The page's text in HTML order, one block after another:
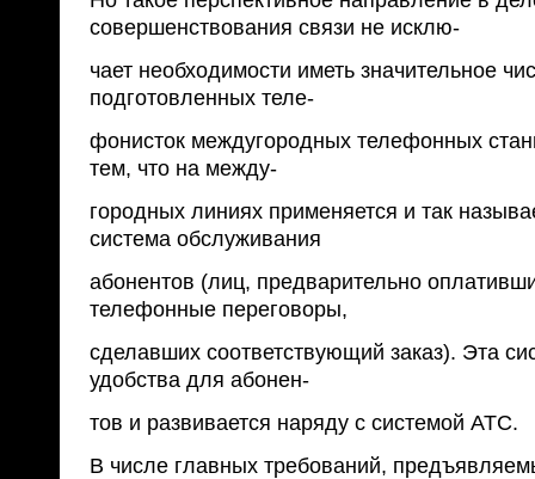
совершенствования связи не исклю-
чает необходимости иметь значительное
подготовленных теле-
фонисток междугородных телефонных
тем, что на между-
городных линиях применяется и так
система обслуживания
абонентов (лиц, предварительно
телефонные переговоры,
сделавших соответствующий заказ). Эта
удобства для абонен-
тов и развивается наряду с системой АТС.
В числе главных требований,